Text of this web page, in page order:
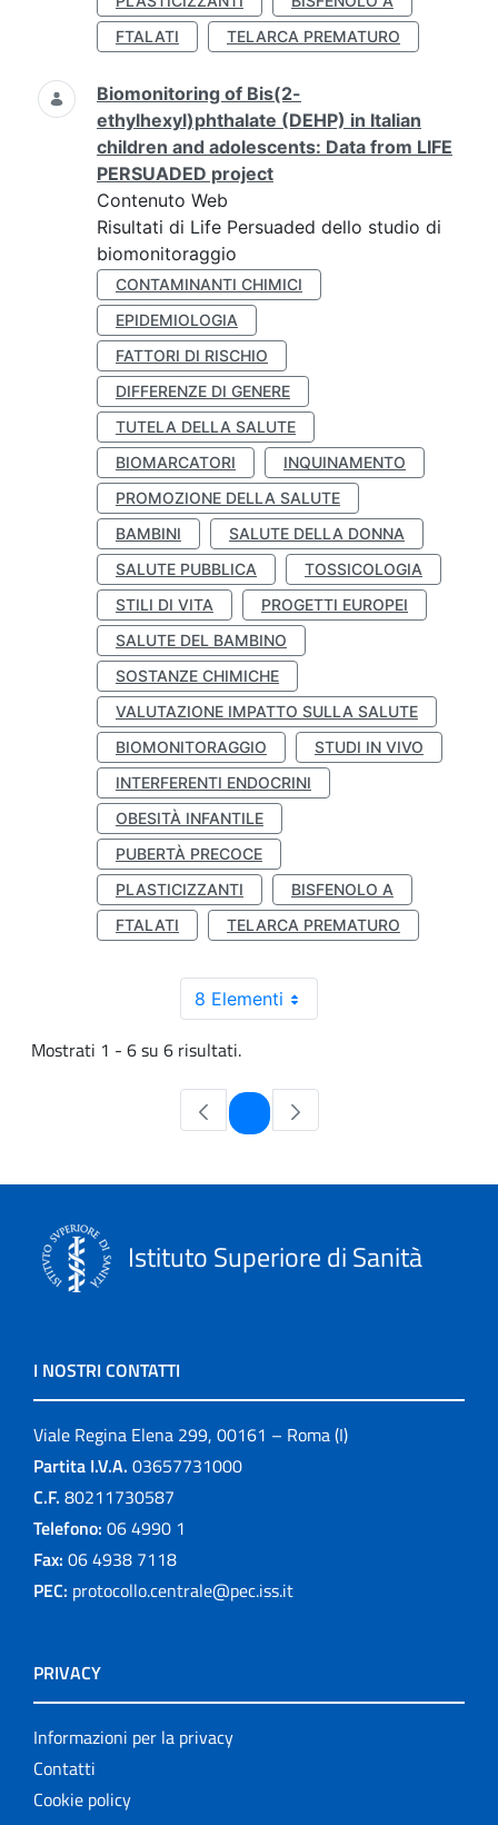
FTALATI
TELARCA PREMATURO
Biomonitoring of Bis(2-
ethylhexyl)phthalate (DEHP) in Italian
children and adolescents: Data from LIFE
PERSUADED project
Contenuto Web
Risultati di Life Persuaded dello studio di
biomonitoraggio
CONTAMINANTI CHIMICI
EPIDEMIOLOGIA
FATTORI DI RISCHIO
DIFFERENZE DI GENERE
TUTELA DELLA SALUTE
BIOMARCATORI
INQUINAMENTO
PROMOZIONE DELLA SALUTE
BAMBINI
SALUTE DELLA DONNA
SALUTE PUBBLICA
TOSSICOLOGIA
STILI DI VITA
PROGETTI EUROPEI
SALUTE DEL BAMBINO
SOSTANZE CHIMICHE
VALUTAZIONE IMPATTO SULLA SALUTE
BIOMONITORAGGIO
STUDI IN VIVO
INTERFERENTI ENDOCRINI
OBESITÀ INFANTILE
PUBERTÀ PRECOCE
PLASTICIZZANTI
BISFENOLO A
FTALATI
TELARCA PREMATURO
8 Elementi
Mostrati 1 - 6 su 6 risultati.
Pagina
Istituto Superiore di Sanità
I NOSTRI CONTATTI
Viale Regina Elena 299, 00161 – Roma (I)
Partita I.V.A. 03657731000
C.F. 80211730587
Telefono: 06 4990 1
Fax: 06 4938 7118
PEC: protocollo.centrale@pec.iss.it
PRIVACY
Informazioni per la privacy
Contatti
Cookie policy